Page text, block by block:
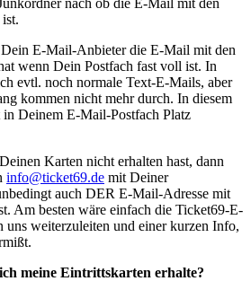
Dein E-Mail-Anbieter die E-Mail mit den
wenn Dein Postfach fast voll ist. In
evtl. noch normale Text-E-Mails, aber
kommen nicht mehr durch. In diesem
Deinem E-Mail-Postfach Platz
Karten nicht erhalten hast, dann
info@ticket69.de mit Deiner
auch DER E-Mail-Adresse mit
Am besten wäre einfach die Ticket69-E-
uns weiterzuleiten und einer kurzen Info,
meine Eintrittskarten erhalte?